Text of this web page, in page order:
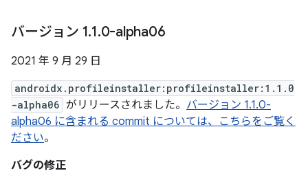
バージョン 1.1.0-alpha06
2021 年 9 月 29 日
androidx.profileinstaller:profileinstaller:1.1.0
-alpha06 がリリースされました。 バージョン 1.1.0-
alpha06 に含まれる commit については、こちらをご覧く
ださい。
バグの修正